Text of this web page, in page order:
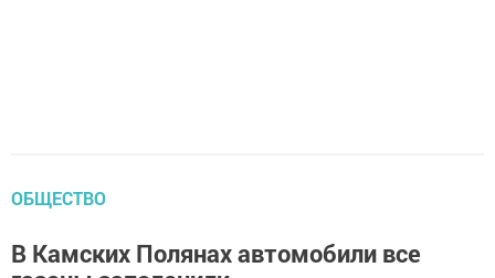
ОБЩЕСТВО
В Камских Полянах автомобили все